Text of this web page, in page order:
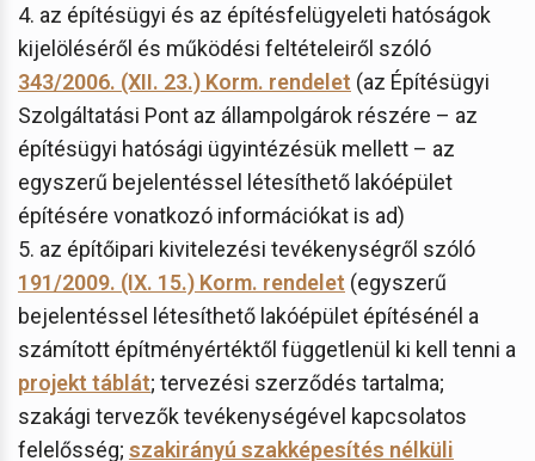
4. az építésügyi és az építésfelügyeleti hatóságok
kijelöléséről és működési feltételeiről szóló
343/2006. (XII. 23.) Korm. rendelet (az Építésügyi
Szolgáltatási Pont az állampolgárok részére – az
építésügyi hatósági ügyintézésük mellett – az
egyszerű bejelentéssel létesíthető lakóépület
építésére vonatkozó információkat is ad)
5. az építőipari kivitelezési tevékenységről szóló
191/2009. (IX. 15.) Korm. rendelet (egyszerű
bejelentéssel létesíthető lakóépület építésénél a
számított építményértéktől függetlenül ki kell tenni a
projekt táblát; tervezési szerződés tartalma;
szakági tervezők tevékenységével kapcsolatos
felelősség; szakirányú szakképesítés nélküli